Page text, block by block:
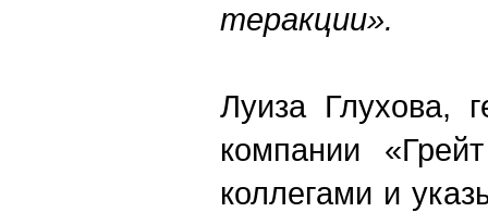
теракции».
Луиза Глухова,
компании
коллегами и